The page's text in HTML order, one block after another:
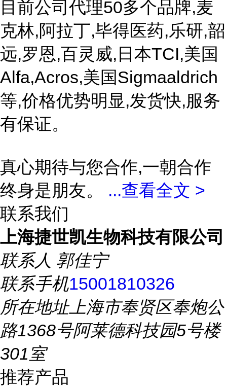
目前公司代理50多个品牌,麦
克林,阿拉丁,毕得医药,乐研,韶
远,罗恩,百灵威,日本TCI,美国
Alfa,Acros,美国Sigmaaldrich
等,价格优势明显,发货快,服务
有保证。
真心期待与您合作,一朝合作
终身是朋友。 ...查看全文 >
联系我们
上海捷世凯生物科技有限公司
联系人 郭佳宁
联系手机15001810326
所在地址上海市奉贤区奉炮公
路1368号阿莱德科技园5号楼
301室
推荐产品